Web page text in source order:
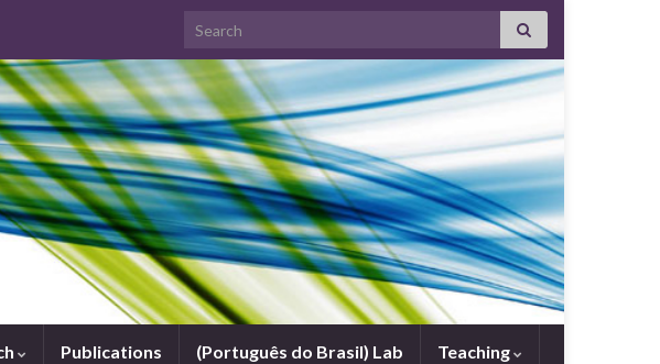
Search for:
Publications (Português do Brasil) Lab Teaching